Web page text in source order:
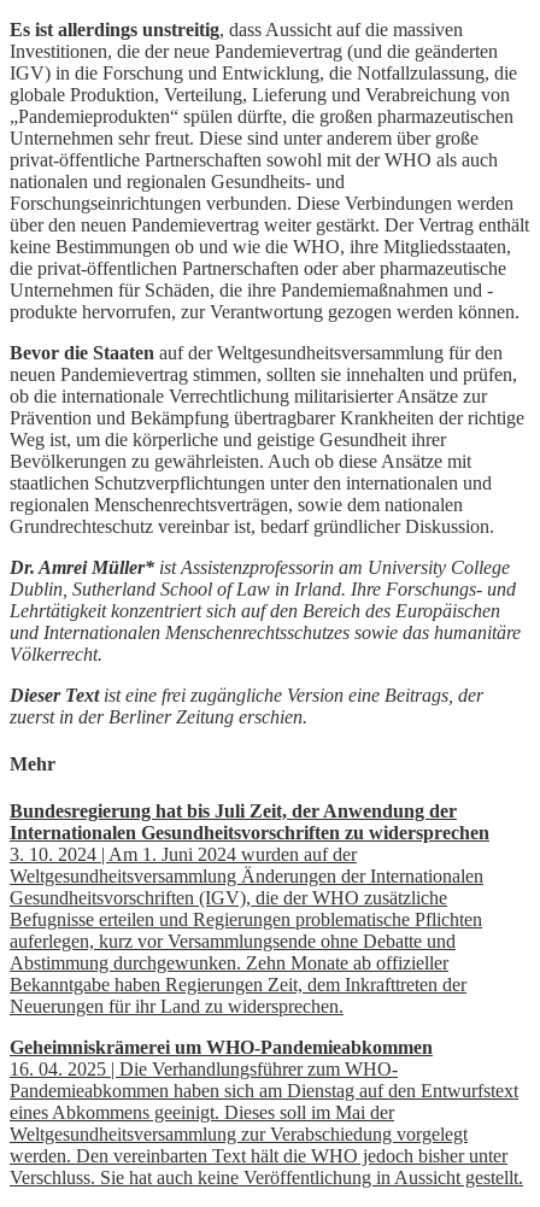
Es ist allerdings unstreitig, dass Aussicht auf die massiven
Investitionen, die der neue Pandemievertrag (und die geänderten
IGV) in die Forschung und Entwicklung, die Notfallzulassung, die
globale Produktion, Verteilung, Lieferung und Verabreichung von
„Pandemieprodukten“ spülen dürfte, die großen pharmazeutischen
Unternehmen sehr freut. Diese sind unter anderem über große
privat-öffentliche Partnerschaften sowohl mit der WHO als auch
nationalen und regionalen Gesundheits- und
Forschungseinrichtungen verbunden. Diese Verbindungen werden
über den neuen Pandemievertrag weiter gestärkt. Der Vertrag enthält
keine Bestimmungen ob und wie die WHO, ihre Mitgliedsstaaten,
die privat-öffentlichen Partnerschaften oder aber pharmazeutische
Unternehmen für Schäden, die ihre Pandemiemaßnahmen und -
produkte hervorrufen, zur Verantwortung gezogen werden können.
Bevor die Staaten auf der Weltgesundheitsversammlung für den
neuen Pandemievertrag stimmen, sollten sie innehalten und prüfen,
ob die internationale Verrechtlichung militarisierter Ansätze zur
Prävention und Bekämpfung übertragbarer Krankheiten der richtige
Weg ist, um die körperliche und geistige Gesundheit ihrer
Bevölkerungen zu gewährleisten. Auch ob diese Ansätze mit
staatlichen Schutzverpflichtungen unter den internationalen und
regionalen Menschenrechtsverträgen, sowie dem nationalen
Grundrechteschutz vereinbar ist, bedarf gründlicher Diskussion.
Dr. Amrei Müller* ist Assistenzprofessorin am University College
Dublin, Sutherland School of Law in Irland. Ihre Forschungs- und
Lehrtätigkeit konzentriert sich auf den Bereich des Europäischen
und Internationalen Menschenrechtsschutzes sowie das humanitäre
Völkerrecht.
Dieser Textist eine frei zugängliche Version eine Beitrags, der
zuerst in der Berliner Zeitung erschien.
Mehr
Bundesregierung hat bis Juli Zeit, der Anwendung der
Internationalen Gesundheitsvorschriften zu widersprechen
3. 10. 2024 | Am 1. Juni 2024 wurden auf der
Weltgesundheitsversammlung Änderungen der Internationalen
Gesundheitsvorschriften (IGV), die der WHO zusätzliche
Befugnisse erteilen und Regierungen problematische Pflichten
auferlegen, kurz vor Versammlungsende ohne Debatte und
Abstimmung durchgewunken. Zehn Monate ab offizieller
Bekanntgabe haben Regierungen Zeit, dem Inkrafttreten der
Neuerungen für ihr Land zu widersprechen.
Geheimniskrämerei um WHO-Pandemieabkommen
16. 04. 2025 | Die Verhandlungsführer zum WHO-
Pandemieabkommen haben sich am Dienstag auf den Entwurfstext
eines Abkommens geeinigt. Dieses soll im Mai der
Weltgesundheitsversammlung zur Verabschiedung vorgelegt
werden. Den vereinbarten Text hält die WHO jedoch bisher unter
Verschluss. Sie hat auch keine Veröffentlichung in Aussicht gestellt.